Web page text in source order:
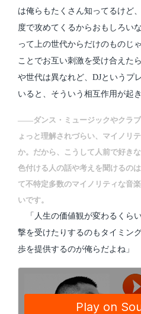
は俺らもたくさん知ってるけど
度で攻めてくるからおもしろい
って上の世代からだけのものじ
ことでお互い刺激を受け合えた
や世代は異なれど、DJというプ
いると、そういう相互作用が起
――ダンス・ミュージックやクラ
ょっと理解されづらい、マイノリ
か。だから、こうして人前で好き
色付ける人の話や考えを聞けるの
て不特定多数のマイノリティな音
いです。
「人生の価値観が変わるくら
撃を受けたりするのもタイミン
歩を提供するのが俺らだよね」